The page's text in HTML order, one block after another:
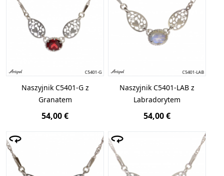
Naszyjnik C5401-G z
Granatem
54,00 €
Naszyjnik C5401-LAB z
Labradorytem
54,00 €